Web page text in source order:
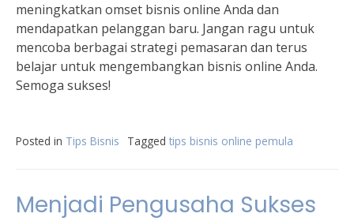
meningkatkan omset bisnis online Anda dan
mendapatkan pelanggan baru. Jangan ragu untuk
mencoba berbagai strategi pemasaran dan terus
belajar untuk mengembangkan bisnis online Anda.
Semoga sukses!
Posted in Tips Bisnis Tagged tips bisnis online pemula
Menjadi Pengusaha Sukses